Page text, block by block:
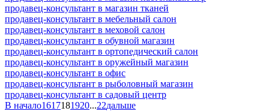
продавец-консультант в магазин тканей
продавец-консультант в мебельный салон
продавец-консультант в меховой салон
продавец-консультант в обувной магазин
продавец-консультант в ортопедический салон
продавец-консультант в оружейный магазин
продавец-консультант в офис
продавец-консультант в рыболовный магазин
продавец-консультант в садовый центр
В начало1617181920...22дальше